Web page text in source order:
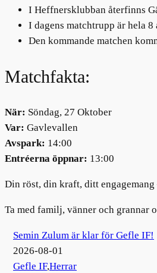
I Heffnersklubban återfinns
I dagens matchtrupp är hela
Den kommande matchen
Matchfakta:
När: Söndag, 27 Oktober
Var: Gavlevallen
Avspark: 14:00
Entréerna öppnar: 13:00
Din röst, din kraft, ditt
Ta med familj, vänner och grannar
Semin Zulum är klar för Gefle IF!
2026-08-01
Gefle IF,Herrar